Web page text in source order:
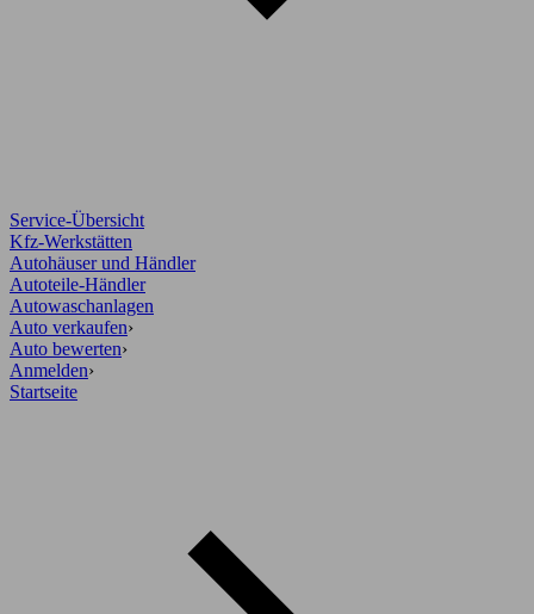
Service-Übersicht
Kfz-Werkstätten
Autohäuser und Händler
Autoteile-Händler
Autowaschanlagen
Auto verkaufen›
Auto bewerten›
Anmelden›
Startseite